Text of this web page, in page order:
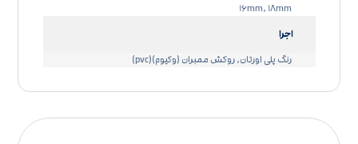
۱۶mm, ۱۸mm
اجرا
رنگ پلی اورتان, روکش ممبران (وکیوم)(pvc)